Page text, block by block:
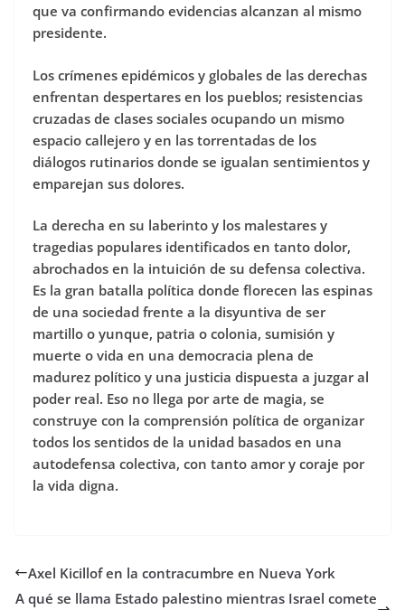
que va confirmando evidencias alcanzan al mismo
presidente.
Los crímenes epidémicos y globales de las derechas
enfrentan despertares en los pueblos; resistencias
cruzadas de clases sociales ocupando un mismo
espacio callejero y en las torrentadas de los
diálogos rutinarios donde se igualan sentimientos y
emparejan sus dolores.
La derecha en su laberinto y los malestares y
tragedias populares identificados en tanto dolor,
abrochados en la intuición de su defensa colectiva.
Es la gran batalla política donde florecen las espinas
de una sociedad frente a la disyuntiva de ser
martillo o yunque, patria o colonia, sumisión y
muerte o vida en una democracia plena de
madurez político y una justicia dispuesta a juzgar al
poder real. Eso no llega por arte de magia, se
construye con la comprensión política de organizar
todos los sentidos de la unidad basados en una
autodefensa colectiva, con tanto amor y coraje por
la vida digna.
Axel Kicillof en la contracumbre en Nueva York
A qué se llama Estado palestino mientras Israel comete